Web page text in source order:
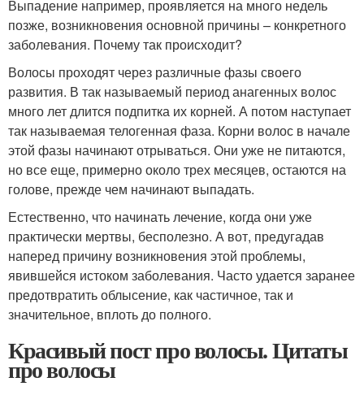
Выпадение например, проявляется на много недель
позже, возникновения основной причины – конкретного
заболевания. Почему так происходит?
Волосы проходят через различные фазы своего
развития. В так называемый период анагенных волос
много лет длится подпитка их корней. А потом наступает
так называемая телогенная фаза. Корни волос в начале
этой фазы начинают отрываться. Они уже не питаются,
но все еще, примерно около трех месяцев, остаются на
голове, прежде чем начинают выпадать.
Естественно, что начинать лечение, когда они уже
практически мертвы, бесполезно. А вот, предугадав
наперед причину возникновения этой проблемы,
явившейся истоком заболевания. Часто удается заранее
предотвратить облысение, как частичное, так и
значительное, вплоть до полного.
Красивый пост про волосы. Цитаты
про волосы